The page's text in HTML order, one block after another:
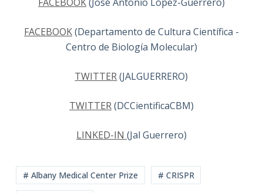
FACEBOOK(Departamento de Cultura Científica -
Centro de Biología Molecular)
TWITTER(JALGUERRERO)
TWITTER(DCCientificaCBM)
LINKED-IN (Jal Guerrero)
# Albany Medical Center Prize # CRISPR